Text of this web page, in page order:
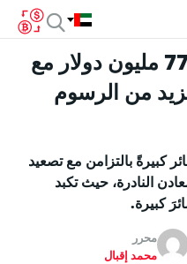
تصفية صفقات بقيمة 770 مليون دولار مع
من الرسوم
كبيرةً بالتزامن مع تصعيد
النادرة، حيث تكبد
كبيرة.
محرر
محمد إقبال